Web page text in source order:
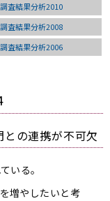
査結果分析2010
査結果分析2008
査結果分析2006
の連携が不可欠
いる。
増やしたいと考